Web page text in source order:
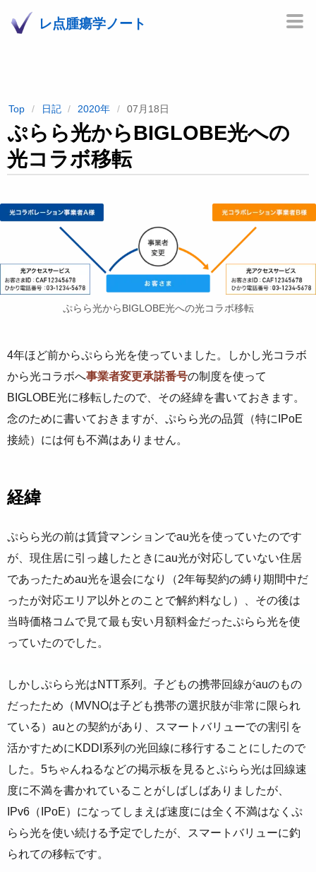
レ点腫瘍学ノート
Top 日記 2020年 07月18日
ぷらら光からBIGLOBE光への
光コラボ移転
ぷらら光からBIGLOBE光への光コラボ移転
4年ほど前からぷらら光を使っていました。しかし光コラボ
から光コラボへ事業者変更承諾番号の制度を使って
BIGLOBE光に移転したので、その経緯を書いておきます。
念のために書いておきますが、ぷらら光の品質（特にIPoE
接続）には何も不満はありません。
経緯
ぷらら光の前は賃貸マンションでau光を使っていたのです
が、現住居に引っ越したときにau光が対応していない住居
であったためau光を退会になり（2年毎契約の縛り期間中だ
ったが対応エリア以外とのことで解約料なし）、その後は
当時価格コムで見て最も安い月額料金だったぷらら光を使
っていたのでした。
しかしぷらら光はNTT系列。子どもの携帯回線がauのもの
だったため（MVNOは子ども携帯の選択肢が非常に限られ
ている）auとの契約があり、スマートバリューでの割引を
活かすためにKDDI系列の光回線に移行することにしたので
した。5ちゃんねるなどの掲示板を見るとぷらら光は回線速
度に不満を書かれていることがしばしばありましたが、
IPv6（IPoE）になってしまえば速度には全く不満はなくぷ
らら光を使い続ける予定でしたが、スマートバリューに釣
られての移転です。